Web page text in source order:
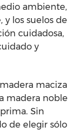
ambiente,
y los suelos de
cuidadosa,
y
maciza
madera noble
Sin
de elegir sólo